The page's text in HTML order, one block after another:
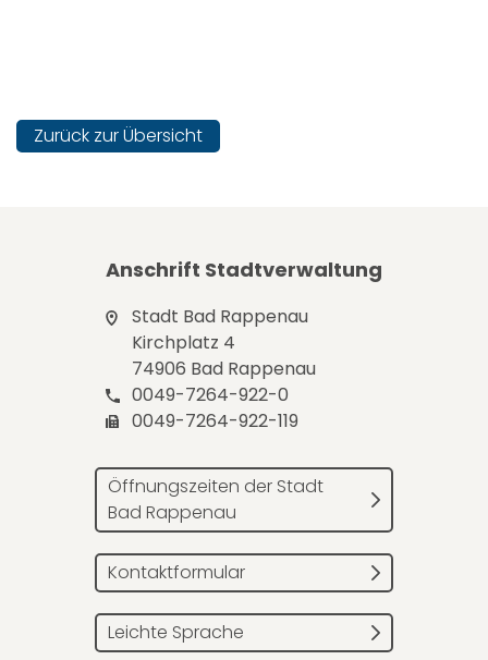
Zurück zur Übersicht
Anschrift Stadtverwaltung
Stadt Bad Rappenau
Kirchplatz 4
74906 Bad Rappenau
0049-7264-922-0
0049-7264-922-119
Öffnungszeiten der Stadt
Bad Rappenau
Kontaktformular
Leichte Sprache